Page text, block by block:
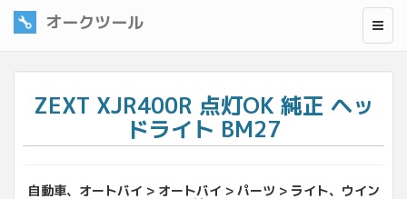
オークツール
ZEXT XJR400R 点灯OK 純正 ヘッ
ドライト BM27
自動車、オートバイ > オートバイ > パーツ > ライト、ウイン